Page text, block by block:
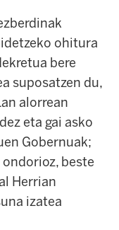
ohitura
bere
suposatzen du,
alorrean
eta gai asko
Gobernuak;
beste
Herrian
izatea